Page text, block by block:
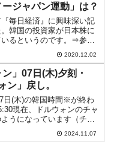
ジャパン運動」は？
毎日経済』に興味深い記
韓国の投資家が日本株に
いるというのです。⇒参
『毎日経済』「재테크엔
…원정개미, 일본게임株 쇼
じた韓国メディア『毎日経
麦...
2020.12.02
ン」07日(木)夕刻・
ン」戻し。
日(木)の韓国時間※が終わ
現在、ドルウォンのチャ
うになっています（チャ
』より引用）。ト
誕生でドルが強まり、ウォ
2024.11.07